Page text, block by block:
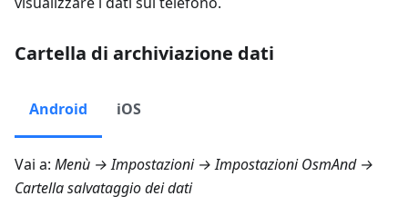
Cartella di archiviazione dati
Android iOS
Vai a: Menù → Impostazioni → Impostazioni OsmAnd →
Cartella salvataggio dei dati